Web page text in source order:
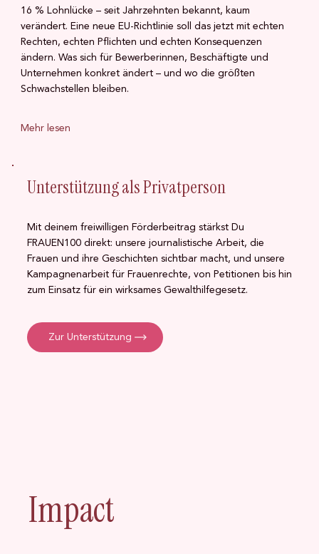
Unterstützung als Privatperson
Mit deinem freiwilligen Förderbeitrag stärkst Du
FRAUEN100 direkt: unsere journalistische Arbeit, die
Frauen und ihre Geschichten sichtbar macht, und unsere
Kampagnenarbeit für Frauenrechte, von Petitionen bis hin
zum Einsatz für ein wirksames Gewalthilfegesetz.
Zur Unterstützung
16 % Lohnlücke – seit Jahrzehnten bekannt, kaum
verändert. Eine neue EU-Richtlinie soll das jetzt mit echten
Rechten, echten Pflichten und echten Konsequenzen
ändern. Was sich für Bewerberinnen, Beschäftigte und
Unternehmen konkret ändert – und wo die größten
Schwachstellen bleiben.
Mehr lesen
Impact